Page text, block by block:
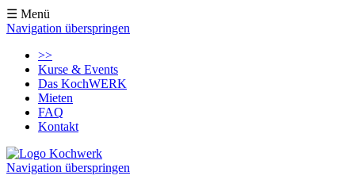
☰ Menü
Navigation überspringen
>>
Kurse & Events
Das KochWERK
Mieten
FAQ
Kontakt
Navigation überspringen